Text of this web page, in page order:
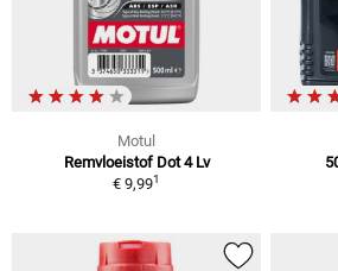
Motul
Remvloeistof Dot 4 Lv
€ 9,991